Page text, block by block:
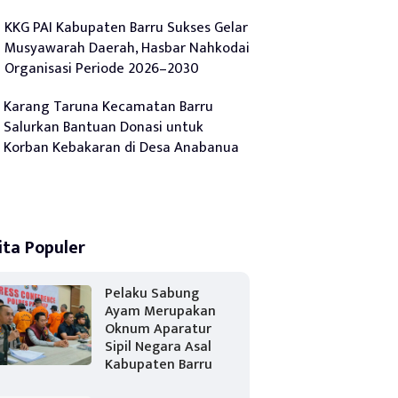
KKG PAI Kabupaten Barru Sukses Gelar
Musyawarah Daerah, Hasbar Nahkodai
Organisasi Periode 2026–2030
Karang Taruna Kecamatan Barru
Salurkan Bantuan Donasi untuk
Korban Kebakaran di Desa Anabanua
Populer
Pelaku Sabung
Ayam Merupakan
Oknum Aparatur
Sipil Negara Asal
Kabupaten Barru